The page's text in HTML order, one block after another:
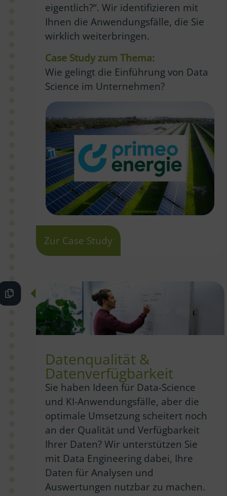
eigentlich?“. Wir identifizieren mit
Ihnen die Anwendungsfälle, die Sie
wirklich weiterbringen.
Case Study zum Thema:
Wie gelingt die Einführung von Data
Science im Unternehmen?
Zur Case Study
Datenqualität &
Datenverfügbarkeit
Sie haben Ideen für Data-Science
und KI-Anwendungsfälle, aber die
optimale Umsetzung scheitert noch
an der Qualität und Verfügbarkeit
Ihrer Daten? Wir unterstützen Sie
mit Data Engineering dabei, Ihre
Daten für Analysen und
Auswertungen nutzbar zu machen.